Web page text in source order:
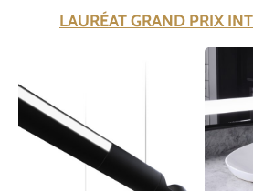
LAURÉAT GRAND PRIX